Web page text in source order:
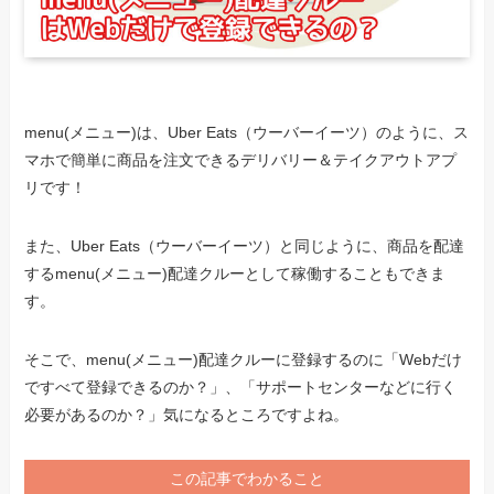
menu(メニュー)は、Uber Eats（ウーバーイーツ）のように、ス
マホで簡単に商品を注文できるデリバリー＆テイクアウトアプ
リです！
また、Uber Eats（ウーバーイーツ）と同じように、商品を配達
するmenu(メニュー)配達クルーとして稼働することもできま
す。
そこで、menu(メニュー)配達クルーに登録するのに「Webだけ
ですべて登録できるのか？」、「サポートセンターなどに行く
必要があるのか？」気になるところですよね。
この記事でわかること